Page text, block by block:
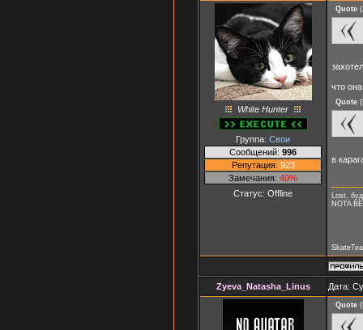
White Hunter
Группа: Свои
Сообщений: 996
Репутация: 923
Замечания: 40%
Статус: Offline
Quote (
что
Quote (
в
Lost,
NOTA
Zyeva_Natasha_Linus Дата:
Quote (